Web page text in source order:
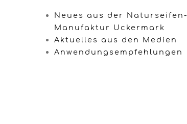
Neues aus der Naturseifen-
Manufaktur Uckermark
Aktuelles aus den Medien
Anwendungsempfehlungen